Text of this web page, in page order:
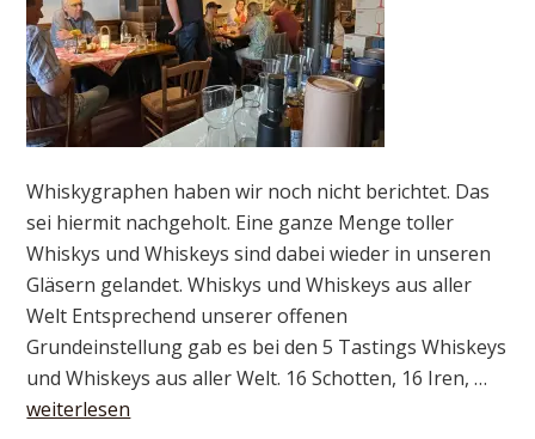
Whiskygraphen haben wir noch nicht berichtet. Das
sei hiermit nachgeholt. Eine ganze Menge toller
Whiskys und Whiskeys sind dabei wieder in unseren
Gläsern gelandet. Whiskys und Whiskeys aus aller
Welt Entsprechend unserer offenen
Grundeinstellung gab es bei den 5 Tastings Whiskeys
und Whiskeys aus aller Welt. 16 Schotten, 16 Iren, …
weiterlesen